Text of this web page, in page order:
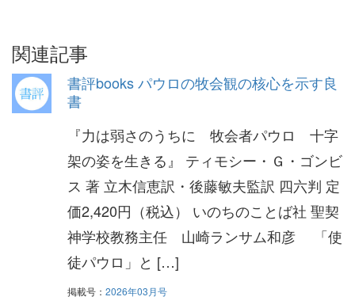
関連記事
書評books パウロの牧会観の核心を示す良
書
『力は弱さのうちに 牧会者パウロ 十字
架の姿を生きる』 ティモシー・Ｇ・ゴンビ
ス 著 立木信恵訳・後藤敏夫監訳 四六判 定
価2,420円（税込） いのちのことば社 聖契
神学校教務主任 山崎ランサム和彦 「使
徒パウロ」と […]
掲載号： 2026年03月号